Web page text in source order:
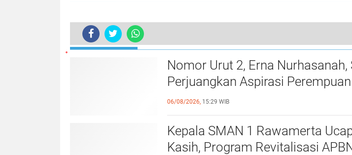
BERITA LAINNYA
Nomor Urut 2, Erna Nurhasanah,
Perjuangkan Aspirasi
Tegalsawah
06/08/2026, 15:29 WIB
Kepala SMAN 1 Rawamerta
Kasih, Program Revitalisasi